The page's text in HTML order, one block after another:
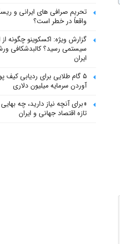
تحریم صرافی های ایرانی و
واقعاً در خطر است؟
گزارش ویژه: اکسکوینو چگونه از
سیستمی رسید؟ کالبدشکافی
ایران
۵ گام طلایی برای ردیابی
آوردن سرمایه میلیون دلاری
«برای آنچه نیاز دارید، چه
تازه اقتصاد جهانی و ایران